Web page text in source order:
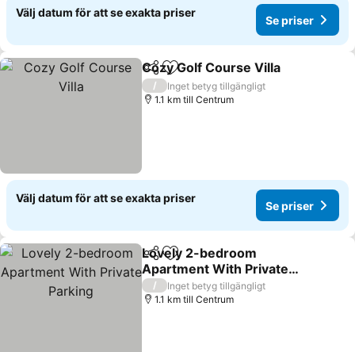
Välj datum för att se exakta priser
Se priser
Dela Lägg till i Mina Favoriter
Cozy Golf Course Villa
/
Inget betyg tillgängligt
1.1 km till Centrum
Välj datum för att se exakta priser
Se priser
Dela Lägg till i Mina Favoriter
Lovely 2-bedroom
Apartment With Private
Parking
/
Inget betyg tillgängligt
1.1 km till Centrum